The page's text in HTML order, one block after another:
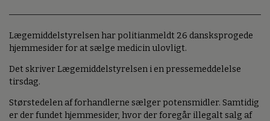
Lægemiddelstyrelsen har politianmeldt 26 dansksprogede
hjemmesider for at sælge medicin ulovligt.
Det skriver Lægemiddelstyrelsen i en pressemeddelelse
tirsdag.
Størstedelen af forhandlerne sælger potensmidler. Samtidig
er der fundet hjemmesider, hvor der foregår illegalt salg af